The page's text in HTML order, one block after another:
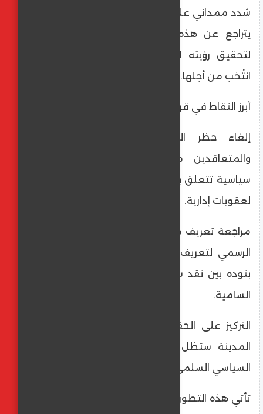
شدد ممداني على ثبات موقفه، مؤكداً أنه "لن
يتراجع عن هذه الخطوة" التي يراها ضرورية
لتحقيق رؤيته الانتخابية وتجسيد القيم التي
انتُخب من أجلها.
​أبرز النقاط في قرارات ممداني الأخيرة:
​إلغاء حظر المقاطعة: السماح للشركات
والمتعاقدين مع المدينة بتبني مواقف
سياسية تتعلق بمقاطعة إسرائيل دون التعرض
لعقوبات إدارية.
​مراجعة تعريف معاداة السامية: حذف الاعتماد
بنوده بين نقد سياسات دولة إسرائيل ومعاداة
السامية.
​التركيز على الحقوق المدنية: التأكيد على أن
المدينة ستظل ملاذاً لحرية التعبير والنشاط
السياسي السلمي.
​تأتي هذه التطورات في وقت تشهد فيه مدينة